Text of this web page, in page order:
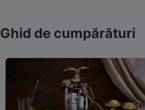
Ghid de cumpărături